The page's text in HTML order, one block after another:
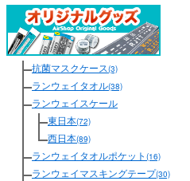
抗菌マスクケース(3)
ランウェイタオル(38)
ランウェイスケール
東日本(72)
西日本(89)
ランウェイタオルポケット (16)
ランウェイマスキングテープ(30)